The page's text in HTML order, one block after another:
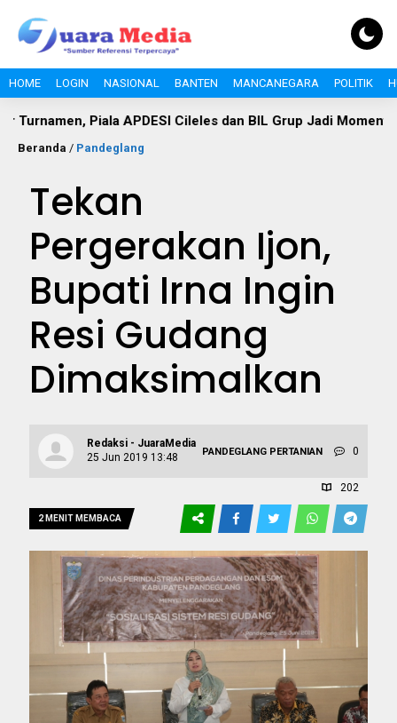
HOME LOGIN NASIONAL BANTEN MANCANEGARA POLITIK
Piala APDESI Cileles dan BIL Grup Jadi Momentum
Beranda / Pandeglang
Tekan
Pergerakan Ijon,
Bupati Irna Ingin
Resi Gudang
Dimaksimalkan
Redaksi - JuaraMedia
25 Jun 2019 13:48
PANDEGLANG PERTANIAN 0
202
2 MENIT MEMBACA